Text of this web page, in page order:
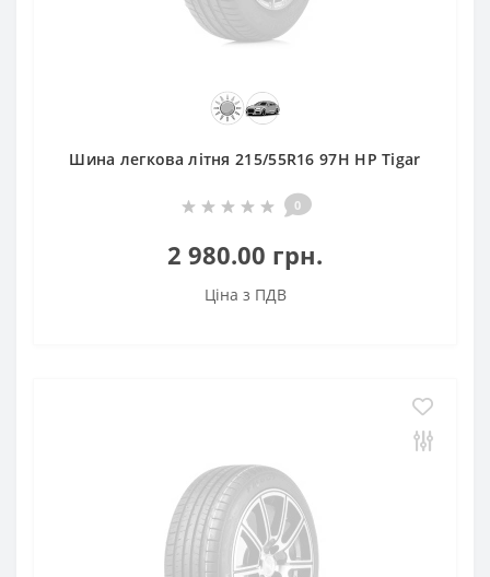
Шина легкова літня 215/55R16 97H HP Tigar
0
2 980.00 грн.
Ціна з ПДВ